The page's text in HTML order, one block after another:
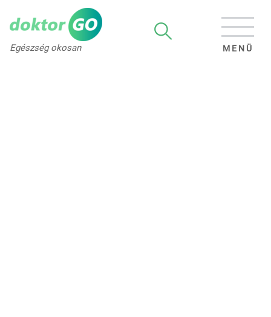
Egészség okosan MENÜ